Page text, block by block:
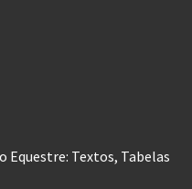
Equestre: Textos, Tabelas